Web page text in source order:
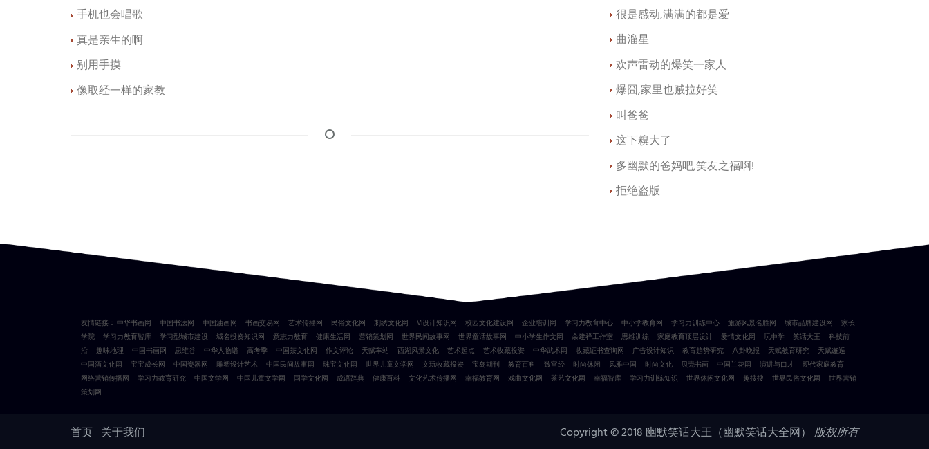
手机也会唱歌
真是亲生的啊
别用手摸
像取经一样的家教
很是感动,满满的都是爱
曲溜星
欢声雷动的爆笑一家人
爆囧,家里也贼拉好笑
叫爸爸
这下糗大了
多幽默的爸妈吧,笑友之福啊!
拒绝盗版
友情链接： 中华书画网 中国书法网 中国油画网 书画交易网 艺术传播网 民俗文化网 刺绣文化网 VI设计知识网 校园文化建设网 企业培训网 学习力教育中心 中小学教育网 学习力训练中心 旅游风景名胜网 城市品牌建设网
家长
学院
学习力教育智库 学习型城市建设 域名投资知识网 意志力教育 健康生活网 营销策划网 世界民间故事网 世界童话故事网 中小学生作文网 余建祥工作室 思维训练 家庭教育顶层设计 爱情文化网 玩中学 笑话大王
科技前
沿
趣味地理 中国书画网 思维谷 中华人物谱 高考季 中国茶文化网 作文评论 天赋车站 西湖风景文化 艺术起点 艺术收藏投资 中华武术网 收藏证书查询网 广告设计知识 教育趋势研究 八卦晚报 天赋教育研究
天赋邂逅
中国酒文化网
宝宝成长网 中国瓷器网 雕塑设计艺术 中国民间故事网 珠宝文化网 世界儿童文学网 文玩收藏投资 宝岛期刊 教育百科 致富经 时尚休闲 风雅中国 时尚文化 贝壳书画 中国兰花网 演讲与口才
现代家庭教育
网络营销传播网
学习力教育研究 中国文学网 中国儿童文学网 国学文化网 成语辞典 健康百科 文化艺术传播网 幸福教育网 戏曲文化网 茶艺文化网 幸福智库 学习力训练知识 世界休闲文化网 趣搜搜 世界民俗文化网
世界营销
策划网
首页 关于我们 Copyright © 2018 幽默笑话大王（幽默笑话大全网） 版权所有